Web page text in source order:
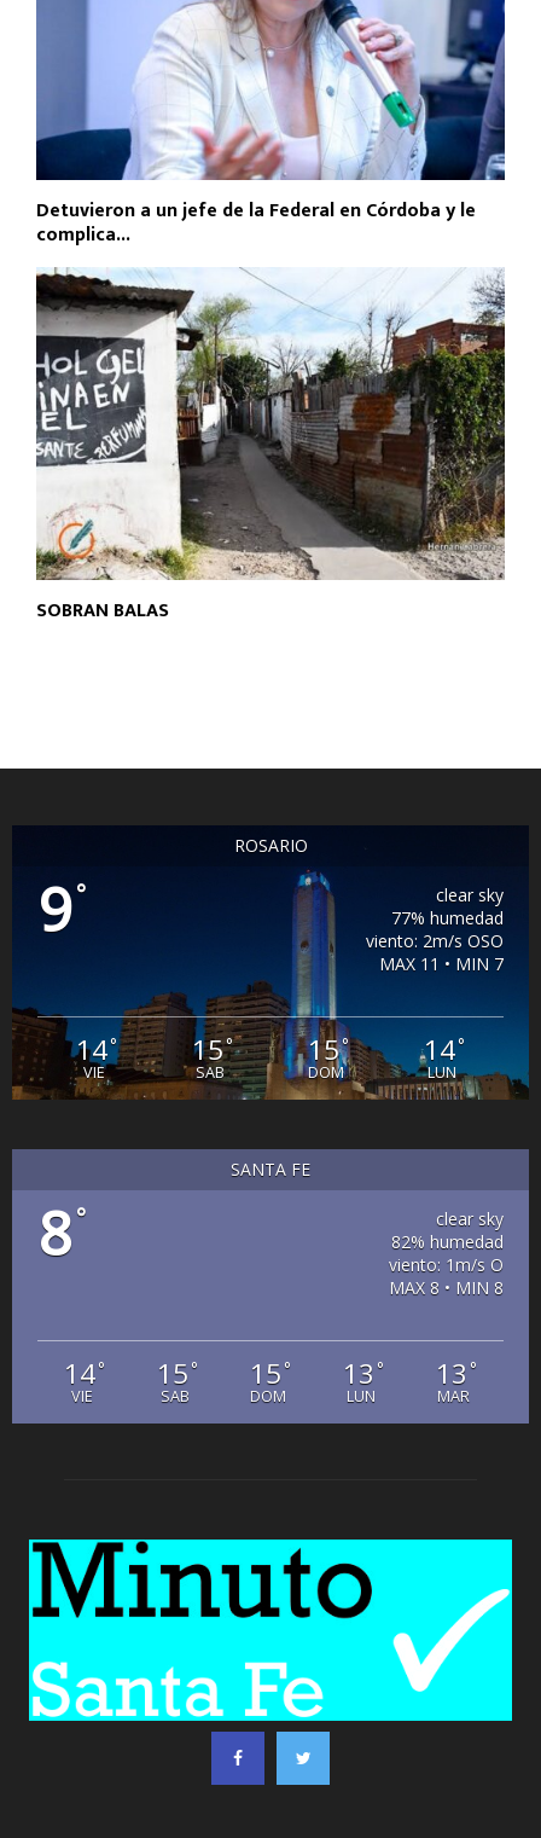
Detuvieron a un jefe de la Federal en Córdoba y le
complica...
SOBRAN BALAS
ROSARIO
9°
clear sky
77% humedad
viento: 2m/s OSO
MAX 11 • MIN 7
14°
VIE
15°
SAB
15°
DOM
14°
LUN
SANTA FE
8°
clear sky
82% humedad
viento: 1m/s O
MAX 8 • MIN 8
14°
VIE
15°
SAB
15°
DOM
13 °
LUN
13 °
MAR